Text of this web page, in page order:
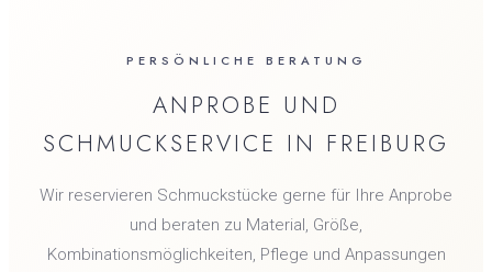
PERSÖNLICHE BERATUNG
ANPROBE UND
SCHMUCKSERVICE IN FREIBURG
Wir reservieren Schmuckstücke gerne für Ihre Anprobe
und beraten zu Material, Größe,
Kombinationsmöglichkeiten, Pflege und Anpassungen